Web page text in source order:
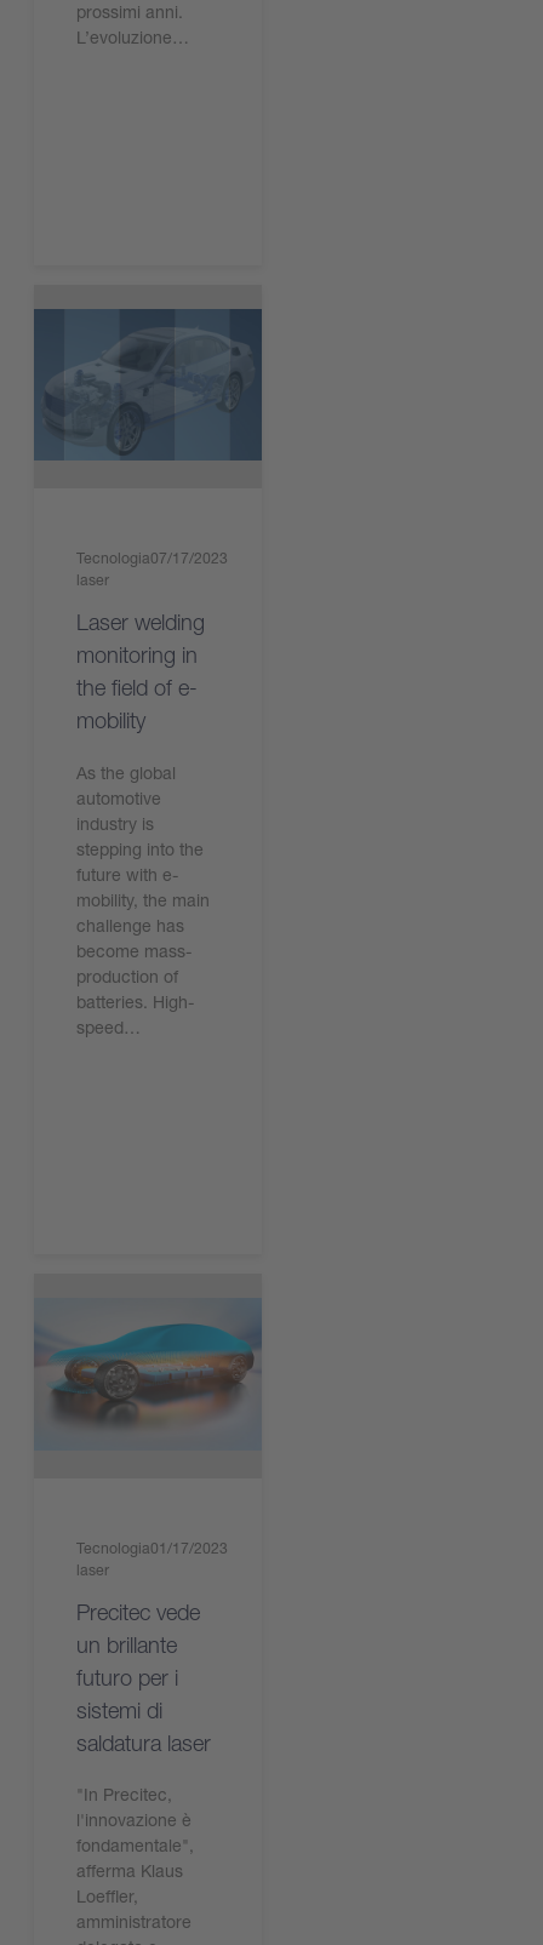
prossimi anni.
L’evoluzione…
Tecnologia
laser
07/17/2023
Laser welding
monitoring in
the field of e-
mobility
As the global
automotive
industry is
stepping into the
future with e-
mobility, the main
challenge has
become mass-
production of
batteries. High-
speed…
Tecnologia
laser
01/17/2023
Precitec vede
un brillante
futuro per i
sistemi di
saldatura laser
"In Precitec,
l'innovazione è
fondamentale",
afferma Klaus
Loeffler,
amministratore